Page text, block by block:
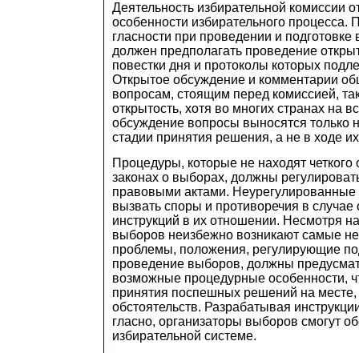
Деятельность избирательной комиссии
особенности избирательного процесса.
гласности при проведении и
должен предполагать проведение
повестки дня и протоколы которых
Открытое обсуждение и комментарии
вопросам, стоящим перед комиссией,
открытость, хотя во многих странах на
обсуждение вопросы выносятся только
стадии принятия решения, а не в ходе
Процедуры, которые не находят четкого
законах о выборах, должны
правовыми актами. Неурегулированные
вызвать споры и противоречия в случае
инструкций в их отношении. Несмотря
выборов неизбежно возникают самые
проблемы, положения, регулирующие
проведение выборов, должны
возможные процедурные особенности,
принятия поспешных решений на месте,
обстоятельств. Разрабатывая
гласно, организаторы выборов смогут
избирательной системе.